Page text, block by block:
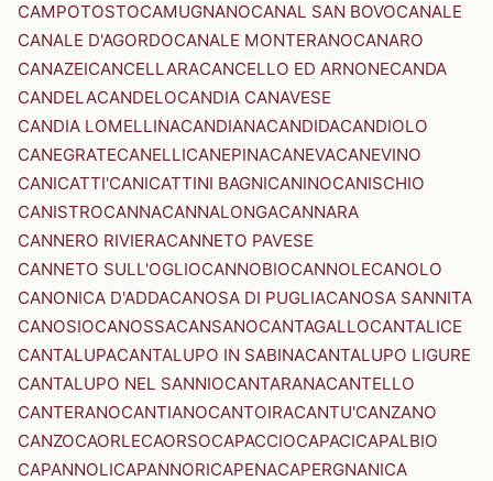
CAMPOTOSTOCAMUGNANOCANAL SAN BOVOCANALE
CANALE D'AGORDOCANALE MONTERANOCANARO
CANAZEICANCELLARACANCELLO ED ARNONECANDA
CANDELACANDELOCANDIA CANAVESE
CANDIA LOMELLINACANDIANACANDIDACANDIOLO
CANEGRATECANELLICANEPINACANEVACANEVINO
CANICATTI'CANICATTINI BAGNICANINOCANISCHIO
CANISTROCANNACANNALONGACANNARA
CANNERO RIVIERACANNETO PAVESE
CANNETO SULL'OGLIOCANNOBIOCANNOLECANOLO
CANONICA D'ADDACANOSA DI PUGLIACANOSA SANNITA
CANOSIOCANOSSACANSANOCANTAGALLOCANTALICE
CANTALUPACANTALUPO IN SABINACANTALUPO LIGURE
CANTALUPO NEL SANNIOCANTARANACANTELLO
CANTERANOCANTIANOCANTOIRACANTU'CANZANO
CANZOCAORLECAORSOCAPACCIOCAPACICAPALBIO
CAPANNOLICAPANNORICAPENACAPERGNANICA